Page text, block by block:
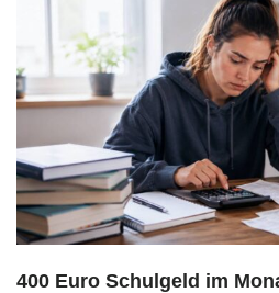
400 Euro Schulgeld im